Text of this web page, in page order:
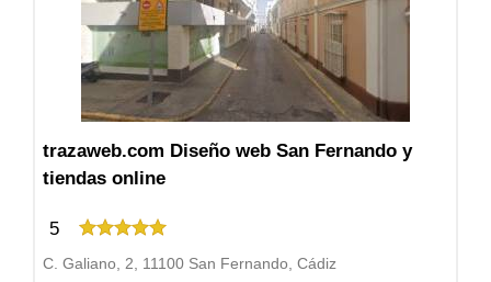
trazaweb.com Diseño web San Fernando y
tiendas online
5
C. Galiano, 2, 11100 San Fernando, Cádiz